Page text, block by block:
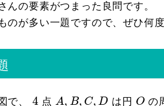
んの要素がつまった良問です。
のが多い一題ですので、ぜひ何
で、 4
4点A, B, C, D
A B,C,D は円 O
O の